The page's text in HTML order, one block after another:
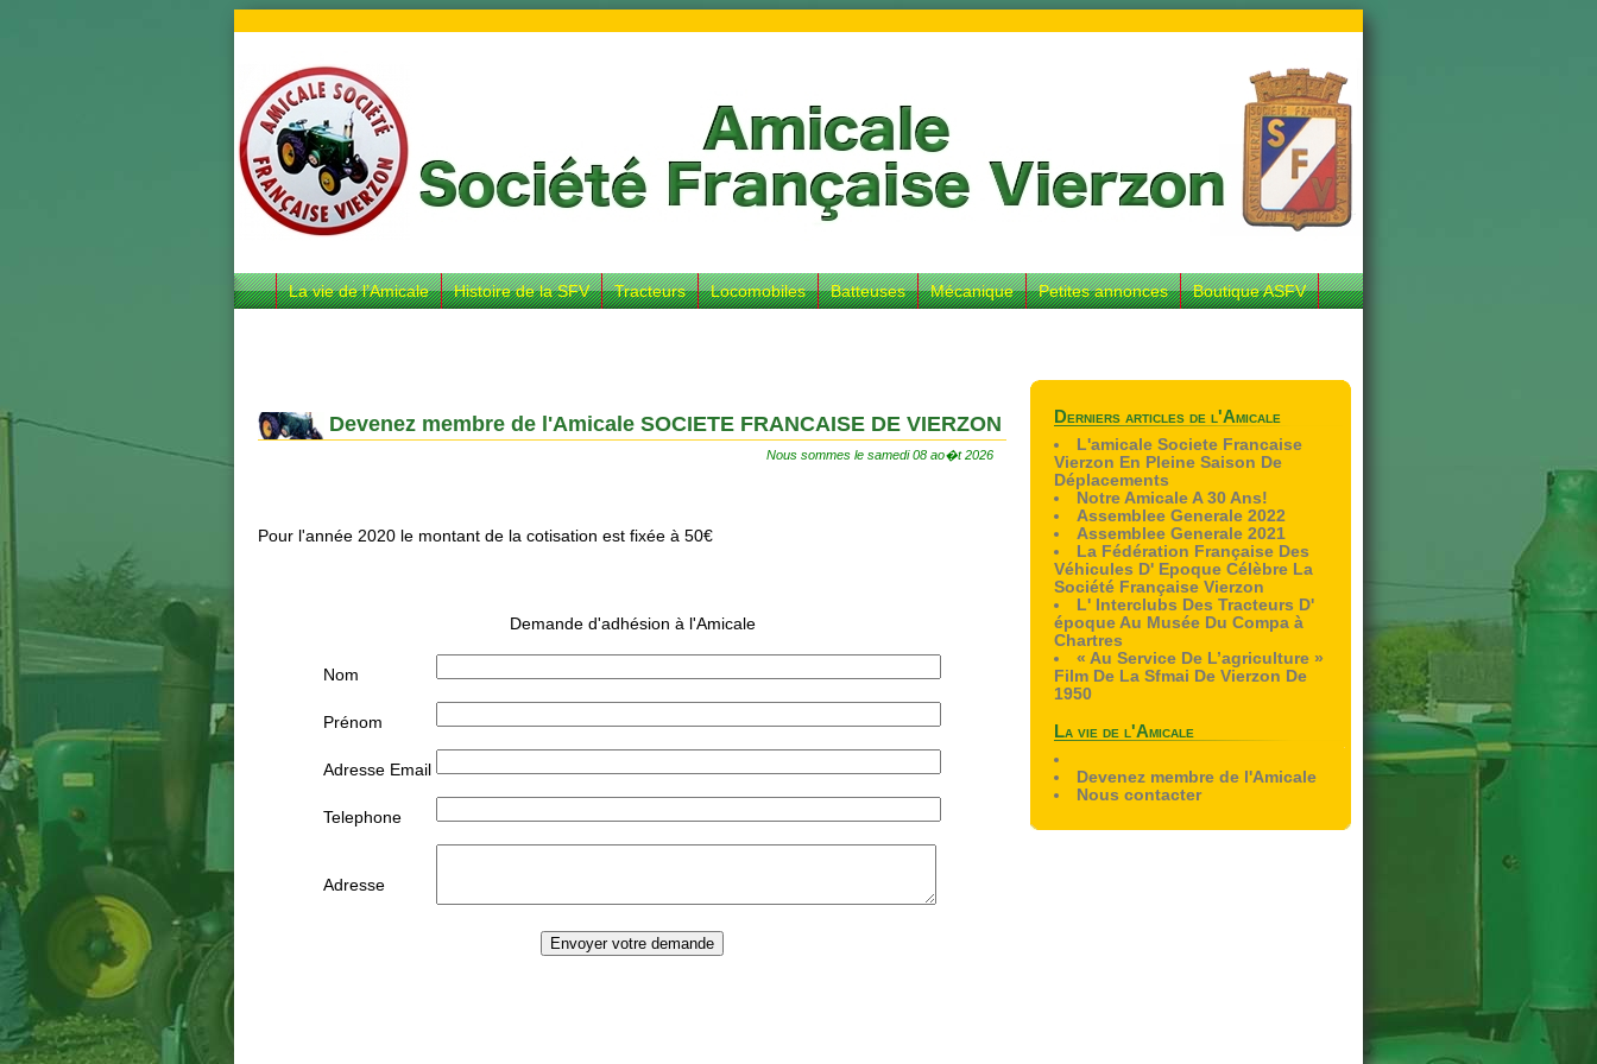
La vie de l’Amicale Histoire de la SFV Tracteurs Locomobiles Batteuses Mécanique Petites annonces Boutique ASFV
Derniers articles de l'Amicale
L'amicale Societe Francaise
Vierzon En Pleine Saison De
Déplacements
Notre Amicale A 30 Ans!
Assemblee Generale 2022
Assemblee Generale 2021
La Fédération Française Des
Véhicules D' Epoque Célèbre La
Société Française Vierzon
L' Interclubs Des Tracteurs D'
époque Au Musée Du Compa à
Chartres
« Au Service De L’agriculture »
Film De La Sfmai De Vierzon De
1950
La vie de l'Amicale
Devenez membre de l'Amicale
Nous contacter
Devenez membre de l'Amicale SOCIETE FRANCAISE DE VIERZON
Nous sommes le samedi 08 ao�t 2026
Pour l'année 2020 le montant de la cotisation est fixée à 50€
Demande d'adhésion à l'Amicale
Nom
Prénom
Adresse Email
Telephone
Adresse